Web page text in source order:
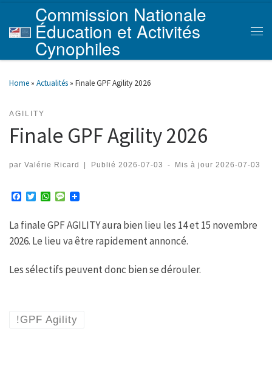
Skip to content
Commission Nationale
Éducation et Activités
Cynophiles
Home » Actualités » Finale GPF Agility 2026
AGILITY
Finale GPF Agility 2026
par Valérie Ricard Publié 2026-07-03 - Mis à jour 2026-07-03
e
b
o
k
T
t
e
W
t
A
p
M
s
g
La finale GPF AGILITY aura bien lieu les 14 et 15 novembre
2026. Le lieu va être rapidement annoncé.
Les sélectifs peuvent donc bien se dérouler.
!GPF Agility